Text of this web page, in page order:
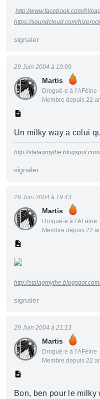
http://www.facebook.com/#!/
https://soundcloud.com/
signaler
Martis
Drogué·e à l’AFéine
Membre depuis 22
29 Juin 2004 à 19:09
Un milky way a celui
http://
signaler
Martis
Drogué·e à l’AFéine
Membre depuis 22
29 Juin 2004 à 19:43
http://
signaler
Martis
Drogué·e à l’AFéine
Membre depuis 22
29 Juin 2004 à 21:13
Bon, ben pour le milky